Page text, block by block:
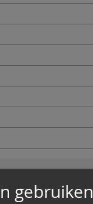
gebruiken